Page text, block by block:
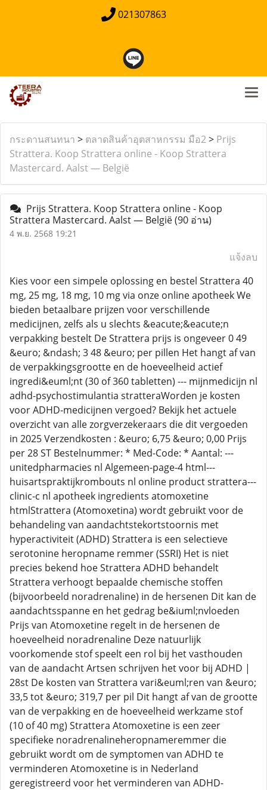
021307863
กระดานสนทนา > ตลาดสินค้าอุตสาหกรรม มือ2> Prijs
Strattera. Koop Strattera online - Koop Strattera
Mastercard. Aalst — België
Prijs Strattera. Koop Strattera online - Koop
Strattera Mastercard. Aalst — België(90 อ่าน)
4 พ.ย. 2568 19:21
แจ้งลบ
Kies voor een simpele oplossing en bestel Strattera 40
mg, 25 mg, 18 mg, 10 mg via onze online apotheek We
bieden betaalbare prijzen voor verschillende
medicijnen, zelfs als u slechts &eacute;&eacute;n
verpakking bestelt De Strattera prijs is ongeveer 0 49
&euro; &ndash; 3 48 &euro; per pillen Het hangt af van
de verpakkingsgrootte en de hoeveelheid actief
ingredi&euml;nt (30 of 360 tabletten) --- mijnmedicijn nl
adhd-psychostimulantia stratteraWorden je kosten
voor ADHD-medicijnen vergoed? Bekijk het actuele
overzicht van alle zorgverzekeraars die dit vergoeden
in 2025 Verzendkosten : &euro; 6,75 &euro; 0,00 Prijs
per 28 ST Bestelnummer: * Med-Code: * Aantal: ---
unitedpharmacies nl Algemeen-page-4 html---
huisartspraktijkrombouts nl online product strattera---
clinic-c nl apotheek ingredients atomoxetine
htmlStrattera (Atomoxetina) wordt gebruikt voor de
behandeling van aandachtstekortstoornis met
hyperactiviteit (ADHD) Strattera is een selectieve
serotonine heropname remmer (SSRI) Het is niet
precies bekend hoe Strattera ADHD behandelt
Strattera verhoogt bepaalde chemische stoffen
(bijvoorbeeld noradrenaline) in de hersenen Dit kan de
aandachtsspanne en het gedrag be&iuml;nvloeden
Prijs van Atomoxetine regelt in de hersenen de
hoeveelheid noradrenaline Deze natuurlijk
voorkomende stof speelt een rol bij het vasthouden
van de aandacht Artsen schrijven het voor bij ADHD |
28st De kosten van Strattera vari&euml;ren van &euro;
33,5 tot &euro; 319,7 per pil Dit hangt af van de grootte
van de verpakking en de hoeveelheid werkzame stof
(10 of 40 mg) Strattera Atomoxetine is een zeer
specifieke noradrenalineheropnameremmer die
gebruikt wordt om de symptomen van ADHD te
verminderen Atomoxetine is in Nederland
geregistreerd voor het verminderen van ADHD-